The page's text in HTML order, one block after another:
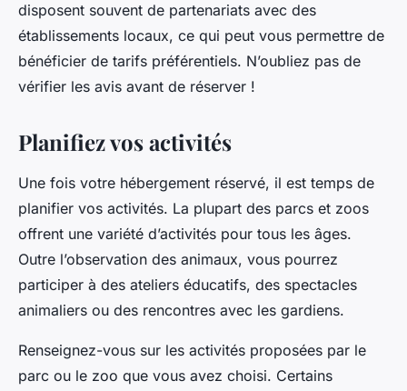
disposent souvent de partenariats avec des
établissements locaux, ce qui peut vous permettre de
bénéficier de tarifs préférentiels. N’oubliez pas de
vérifier les avis avant de réserver !
Planifiez vos activités
Une fois votre hébergement réservé, il est temps de
planifier vos activités. La plupart des parcs et zoos
offrent une variété d’activités pour tous les âges.
Outre l’observation des animaux, vous pourrez
participer à des ateliers éducatifs, des spectacles
animaliers ou des rencontres avec les gardiens.
Renseignez-vous sur les activités proposées par le
parc ou le zoo que vous avez choisi. Certains